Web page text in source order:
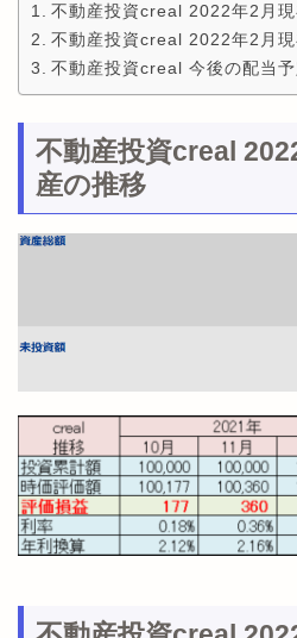
不動産投資creal 2022年2月現
不動産投資creal 2022年2月
不動産投資creal 今後の配当予
不動産投資creal
産の推移